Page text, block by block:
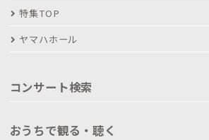
特集TOP
ヤマハホール
コンサート検索
おうちで観る・聴く